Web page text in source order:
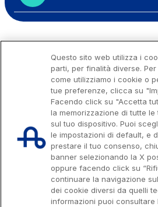
Capitale sociale € 622.027.000,00
Codice fiscale e n. di iscrizione al Registro
Questo sito web utilizza i
parti, per finalità diverse.
come utilizziamo i cookie o
tue preferenze, clicca su
Facendo click su "Accetta
la memorizzazione di tutte
sul tuo dispositivo. Puoi
le impostazioni di default, e
prestare il tuo consenso,
banner selezionando la X
oppure facendo click su
continuare la navigazione
dei cookie diversi da quelli
informazioni puoi consultare